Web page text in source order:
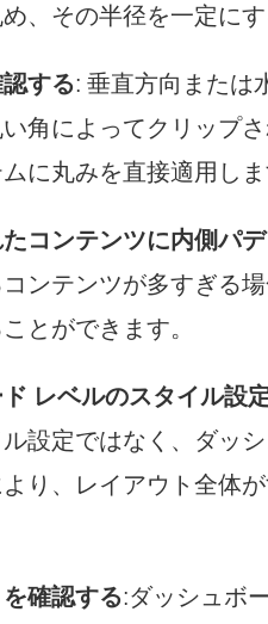
、その半径を一定に
する: 垂直方向または
角によってクリップ
に丸みを直接適用しま
コンテンツに内側パ
ンテンツが多すぎる
とができます。
レベルのスタイル設
設定ではなく、ダッ
り、レイアウト全体
確認する:ダッシュボ